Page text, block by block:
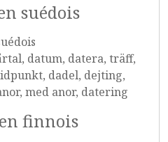
suédois
datum, datera, träff,
dadel, dejting,
med anor, datering
finnois